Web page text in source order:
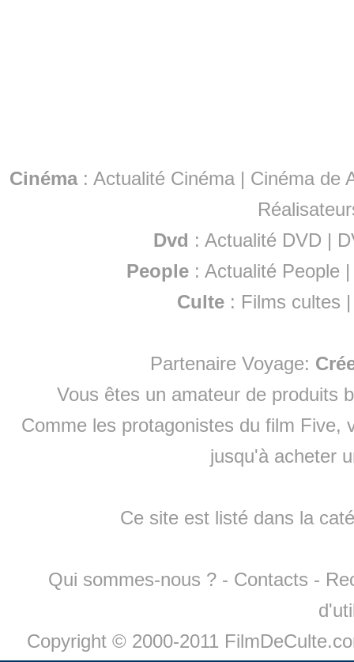
Cinéma: Actualité Cinéma | Cinéma de
Dvd : Actualité DVD |
People :Actualité People
Culte : Films cultes
Partenaire Voyage:
Vous êtes un amateur de produits
Comme les protagonistes du film Five,
jusqu'à acheter
Ce site est listé dans la
Qui sommes-nous ? - Contacts -
Copyright © 2000-2011